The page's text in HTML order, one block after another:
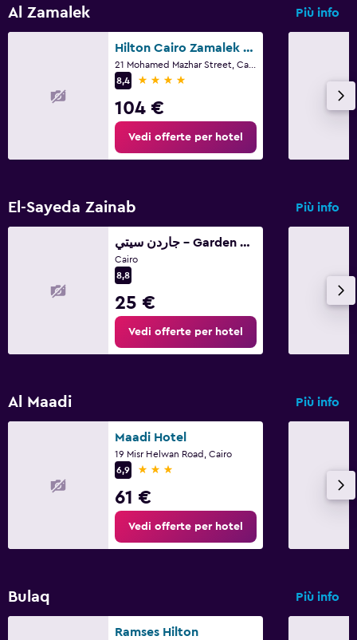
Al Zamalek Più info
Hilton Cairo Zamalek Residences
8,4
4 stelle
104 €
Vedi offerte per hotel
El-Sayeda Zainab Più info
جاردن سيتي - Garden City
Cairo
8,8
25 €
Vedi offerte per hotel
Al Maadi Più info
Maadi Hotel
19 Misr Helwan Road, Cairo
6,9
3 stelle
61 €
Vedi offerte per hotel
Bulaq Più info
Ramses Hilton